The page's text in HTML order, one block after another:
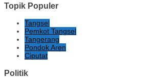
Topik Populer
Tangsel
Pemkot Tangsel
Tangerang
Pondok Aren
Ciputat
Politik